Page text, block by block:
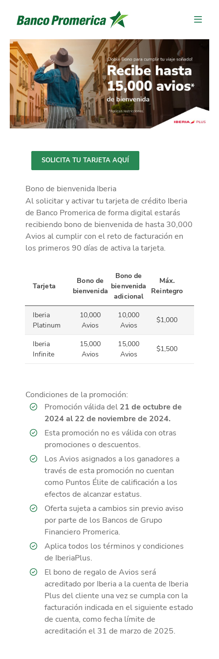
SOLICITA TU TARJETA AQUÍ
Bono de bienvenida Iberia
Al solicitar y activar tu tarjeta de crédito Iberia
de Banco Promerica de forma digital estarás
recibiendo bono de bienvenida de hasta 30,000
Avios al cumplir con el reto de facturación en
los primeros 90 días de activa la tarjeta.
Tarjeta
Bono de
bienvenida
Bono de
bienvenida
adicional
Máx.
Reintegro
Iberia
Platinum
10,000
Avios
10,000
Avios
$1,000
Iberia
Infinite
15,000
Avios
15,000
Avios
$1,500
Condiciones de la promoción:
Promoción válida del 21 de octubre de
2024 al 22 de noviembre de 2024.
Esta promoción no es válida con otras
promociones o descuentos.
Los Avios asignados a los ganadores a
través de esta promoción no cuentan
como Puntos Élite de calificación a los
efectos de alcanzar estatus.
Oferta sujeta a cambios sin previo aviso
por parte de los Bancos de Grupo
Financiero Promerica.
Aplica todos los términos y condiciones
de IberiaPlus.
El bono de regalo de Avios será
acreditado por Iberia a la cuenta de Iberia
Plus del cliente una vez se cumpla con la
facturación indicada en el siguiente estado
de cuenta, como fecha límite de
acreditación el 31 de marzo de 2025.